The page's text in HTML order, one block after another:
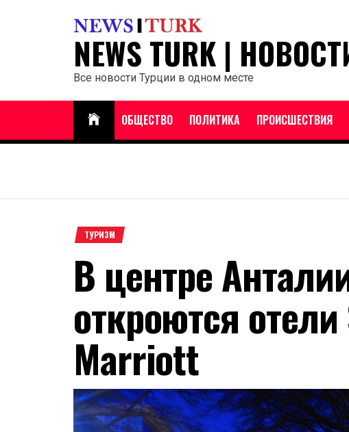
NEWS TURK |
Все новости Турции в одном месте
ОБЩЕСТВО ПОЛИТИКА ПРОИСШЕСТВИЯ
ТУРИЗМ
В центре
откроются
Marriott